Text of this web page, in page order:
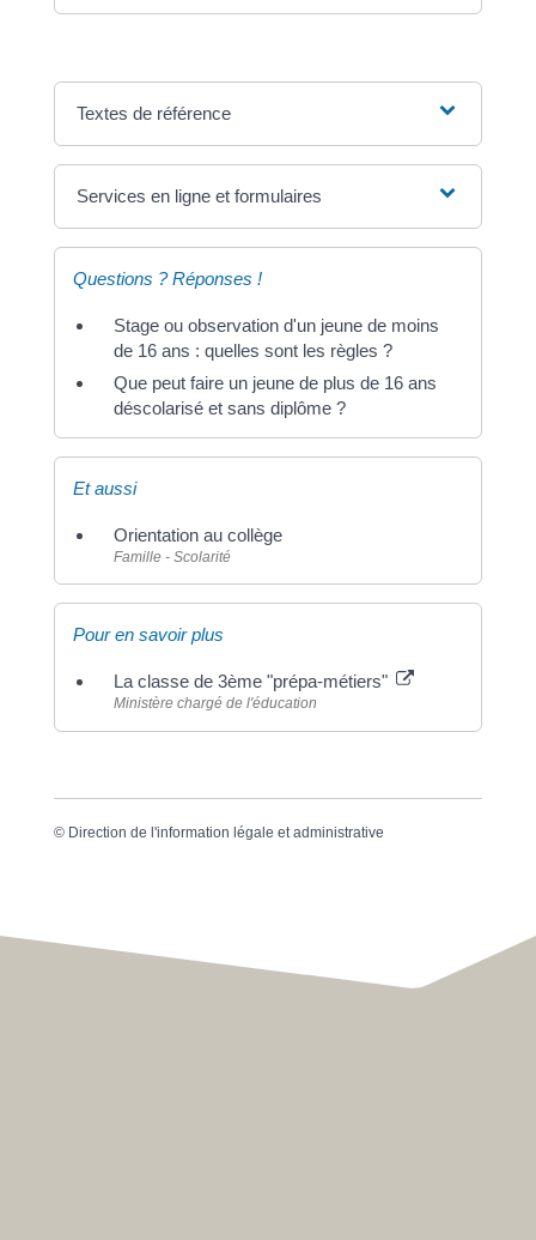
Textes de référence
Services en ligne et formulaires
Questions ? Réponses !
Stage ou observation d'un jeune de moins
de 16 ans : quelles sont les règles ?
Que peut faire un jeune de plus de 16 ans
déscolarisé et sans diplôme ?
Et aussi
Orientation au collège
Famille - Scolarité
Pour en savoir plus
La classe de 3ème "prépa-métiers"
Ministère chargé de l'éducation
© Direction de l'information légale et administrative